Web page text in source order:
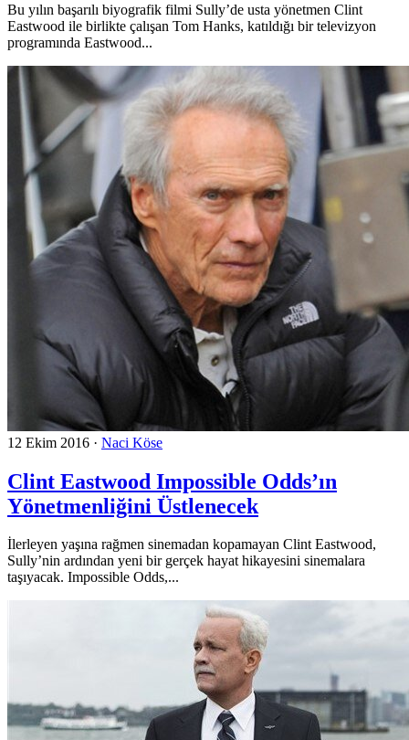
Bu yılın başarılı biyografik filmi Sully’de usta yönetmen Clint
Eastwood ile birlikte çalışan Tom Hanks, katıldığı bir televizyon
programında Eastwood...
12 Ekim 2016 · Naci Köse
Clint Eastwood Impossible Odds’ın
Yönetmenliğini Üstlenecek
İlerleyen yaşına rağmen sinemadan kopamayan Clint Eastwood,
Sully’nin ardından yeni bir gerçek hayat hikayesini sinemalara
taşıyacak. Impossible Odds,...